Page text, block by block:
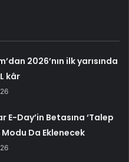
2026’nın ilk yarısında
kâr
E-Day’in Betasına ‘Talep
Modu Da Eklenecek